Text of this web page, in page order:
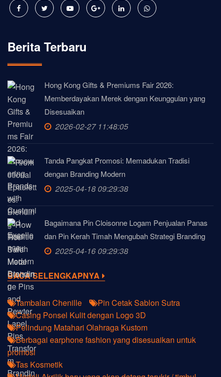
Berita Terbaru
Hong Kong Gifts & Premiums Fair 2026:
Memberdayakan Merek dengan Keunggulan yang
Disesuaikan
2026-02-27 11:48:05
Tanda Pangkat Promosi: Memadukan Tradisi
dengan Branding Modern
2025-04-18 09:29:38
Bagaimana Pin Cloisonne Logam Penjualan Panas
dan Pin Kerah Timah Mengubah Strategi Branding
2025-04-16 09:29:38
BACA SELENGKAPNYA
Tambalan Chenille
Pin Cetak Sablon Sutra
Casing Ponsel Kulit dengan Logo 3D
Pelindung Matahari Olahraga Kustom
Berbagai earphone fashion yang disesuaikan untuk
promosi
Tas Kosmetik